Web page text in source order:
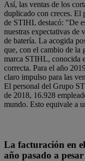
Así, las ventas de los
duplicado con creces. El
de STIHL destacó: "De
nuestras expectativas de
de batería. La acogida
que, con el cambio de la
marca STIHL, conocida
correcta. Para el año
claro impulso para las
El personal del Grupo
de 2018, 16.928
mundo. Esto equivale a
La facturación en
año pasado a